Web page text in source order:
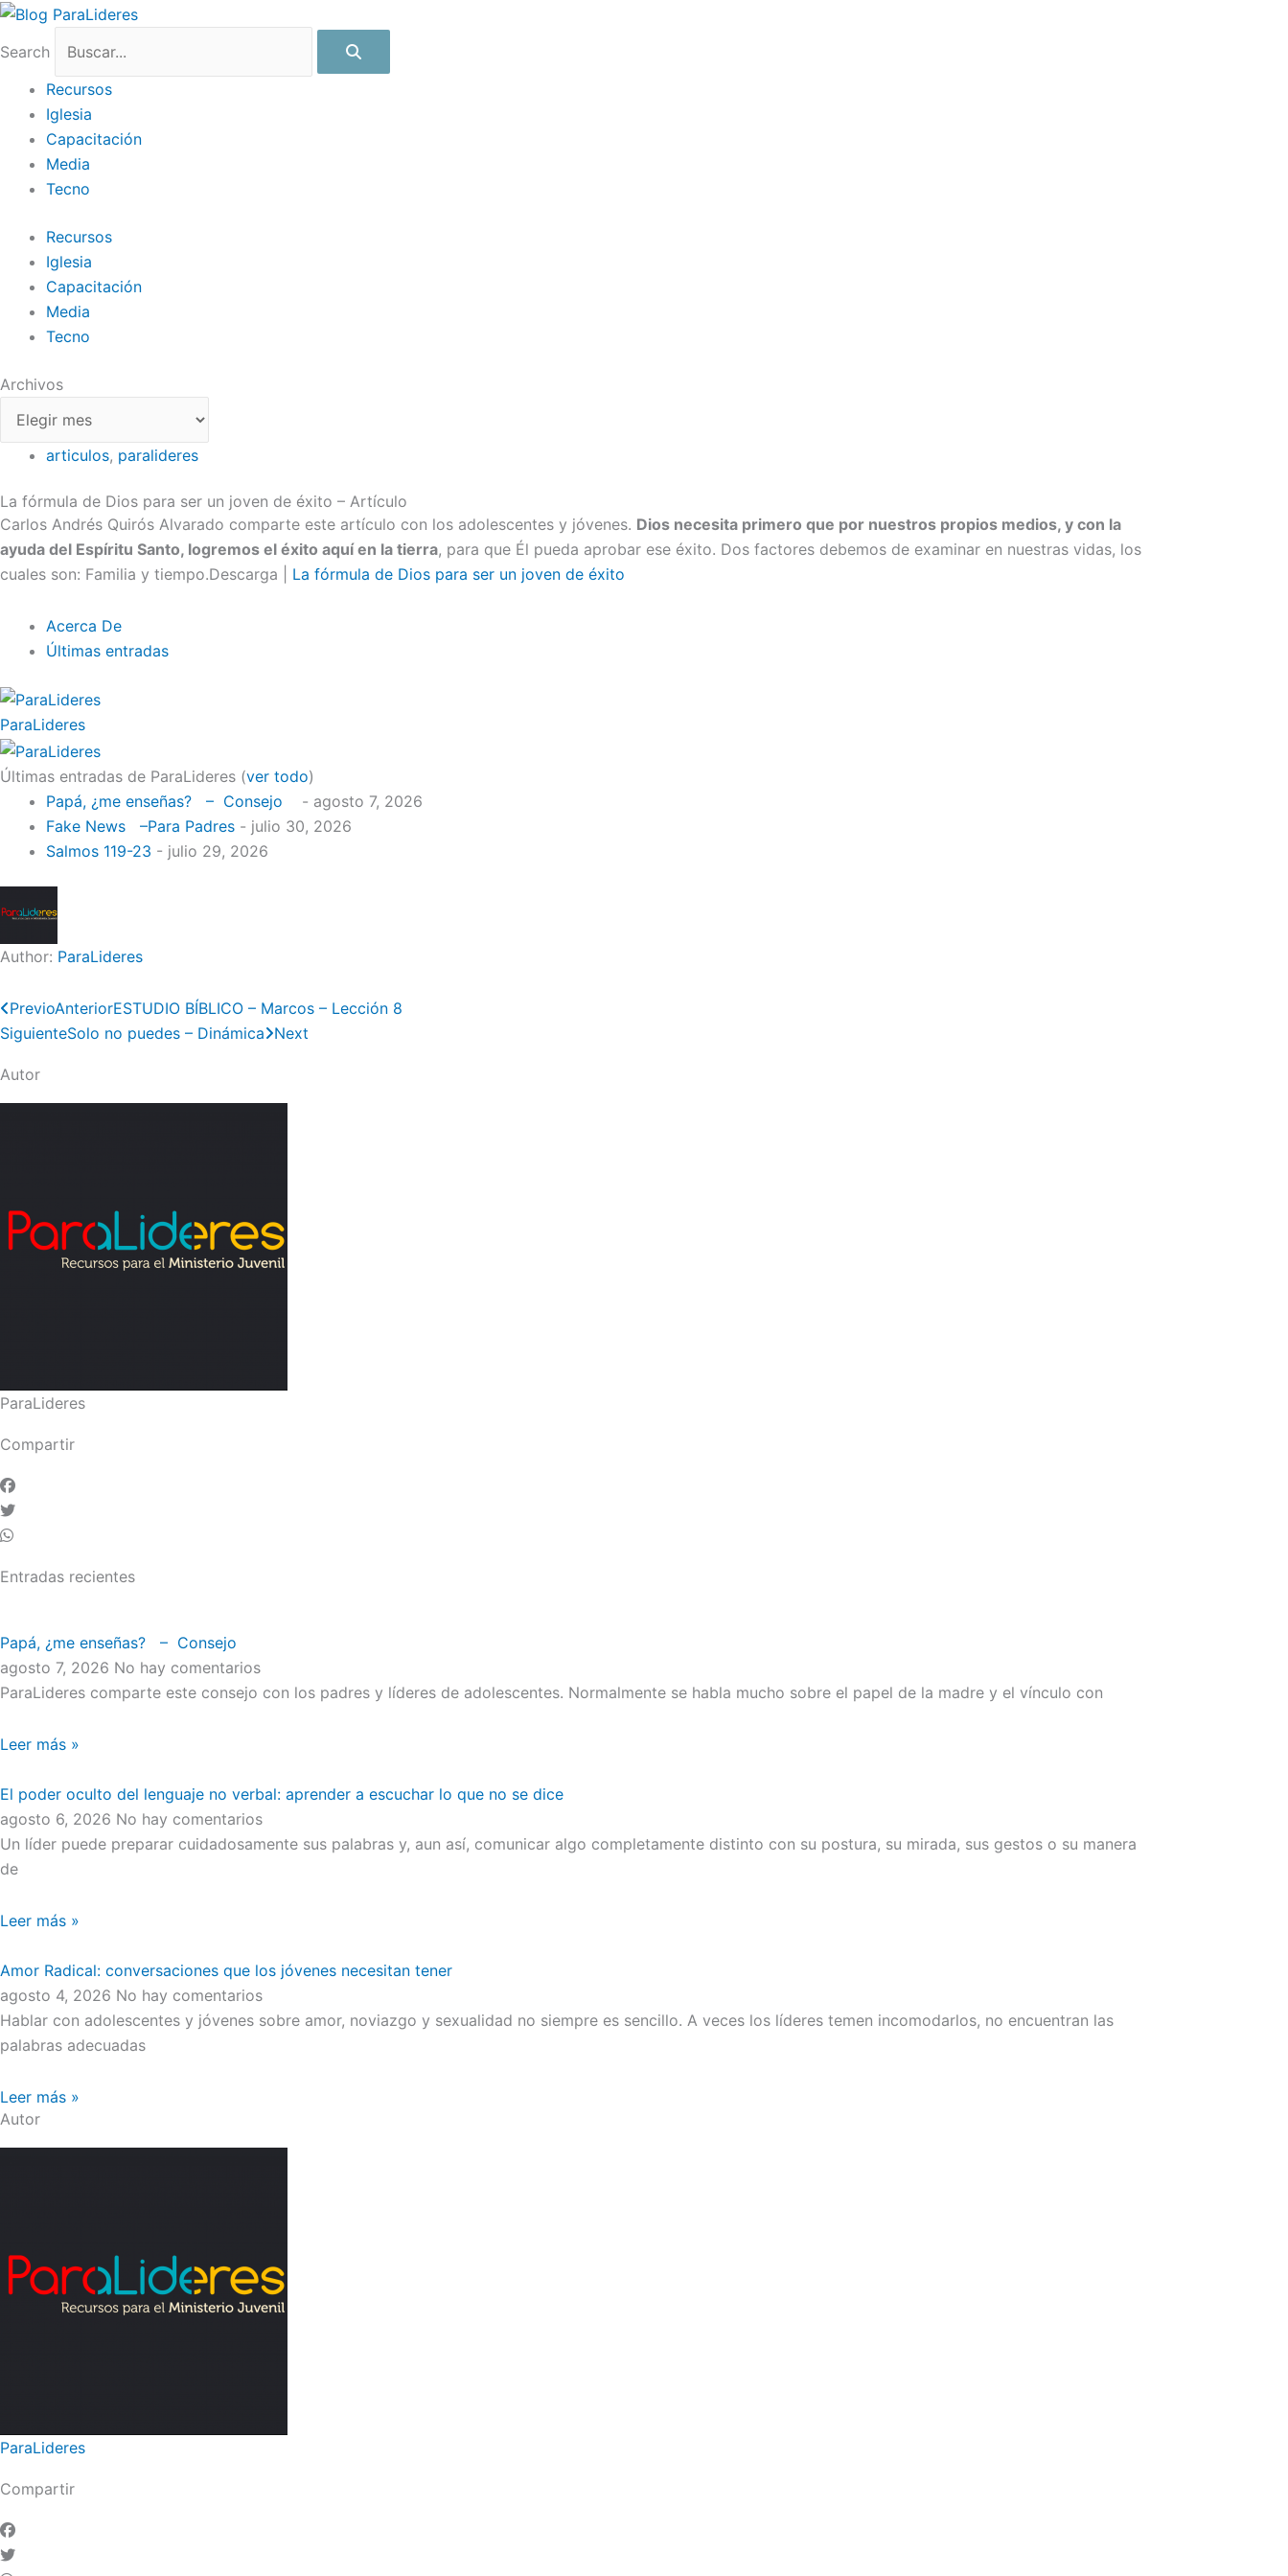
Ir
contenido
Search
Recursos
Iglesia
Capacitación
Media
Tecno
Recursos
Iglesia
Capacitación
Media
Tecno
Archivos
Archivos
articulos, paralideres
La fórmula de Dios para ser un joven de éxito – Artículo
Carlos Andrés Quirós Alvarado comparte este artículo con los adolescentes y jóvenes. Dios necesita primero que por nuestros propios medios, y con la
ayuda del Espíritu Santo, logremos el éxito aquí en la tierra, para que Él pueda aprobar ese éxito. Dos factores debemos de examinar en nuestras vidas, los
cuales son: Familia y tiempo.Descarga | La fórmula de Dios para ser un joven de éxito
Acerca De
Últimas entradas
ParaLideres
Últimas entradas de ParaLideres (ver todo)
Papá, ¿me enseñas? – Consejo
- agosto 7, 2026
Fake News –Para Padres - julio 30, 2026
Salmos 119-23 - julio 29, 2026
Author: ParaLideres
PrevioAnteriorESTUDIO BÍBLICO – Marcos – Lección 8
SiguienteSolo no puedes – Dinámica Next
Autor
ParaLideres
Compartir
Entradas recientes
Papá, ¿me enseñas? – Consejo
agosto 7, 2026 No hay comentarios
ParaLideres comparte este consejo con los padres y líderes de adolescentes. Normalmente se habla mucho sobre el papel de la madre y el vínculo con
Leer más »
El poder oculto del lenguaje no verbal: aprender a escuchar lo que no se dice
agosto 6, 2026 No hay comentarios
Un líder puede preparar cuidadosamente sus palabras y, aun así, comunicar algo completamente distinto con su postura, su mirada, sus gestos o su manera
de
Leer más »
Amor Radical: conversaciones que los jóvenes necesitan tener
agosto 4, 2026 No hay comentarios
Hablar con adolescentes y jóvenes sobre amor, noviazgo y sexualidad no siempre es sencillo. A veces los líderes temen incomodarlos, no encuentran las
palabras adecuadas
Leer más »
Autor
ParaLideres
Compartir